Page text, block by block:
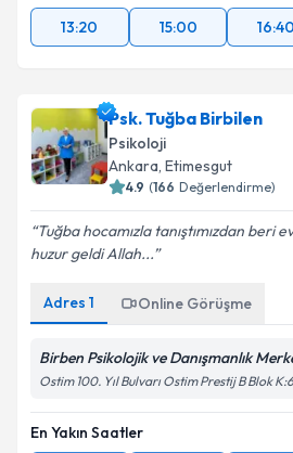
13:20
15:00 16:40
Psk. Tuğba Birbilen
Psikoloji
Ankara, Etimesgut
4.9 (166 Değerlendirme)
Tuğba hocamızla tanıştımızdan beri
huzur geldi Allah...
Adres 1 Online Görüşme
Birben Psikolojik ve Danışmanlık
Ostim 100. Yıl Bulvarı Ostim Prestij B Blok
En Yakın Saatler